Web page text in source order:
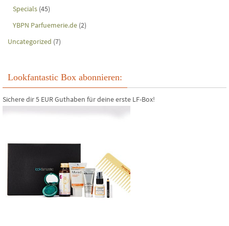
Specials (45)
YBPN Parfuemerie.de (2)
Uncategorized (7)
Lookfantastic Box abonnieren:
Sichere dir 5 EUR Guthaben für deine erste LF-Box!